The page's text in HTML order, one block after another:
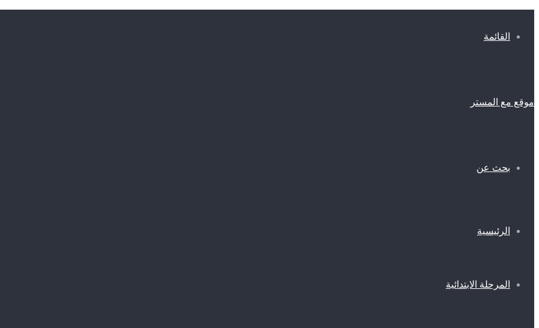
القائمة
موقع مع المستر
بحث عن
الرئيسية
المرحلة الابتدائية